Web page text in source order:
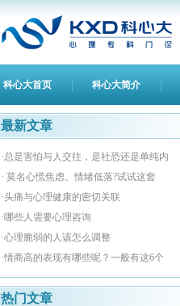
科心大首页 科心大简介
最新文章
·总是害怕与人交往，是社恐还是单纯内
· 莫名心慌焦虑、情绪低落?试试这套
·头痛与心理健康的密切关联
·哪些人需要心理咨询
·心理脆弱的人该怎么调整
·情商高的表现有哪些呢？一般有这6个
热门文章